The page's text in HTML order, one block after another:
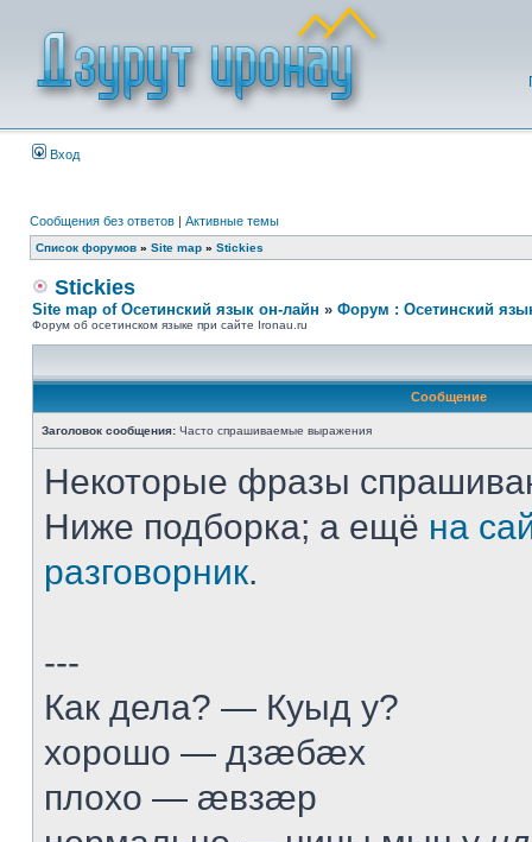
Вход
Сообщения без ответов | Активные темы
Список форумов » Site map » Stickies
Stickies
Site map of Осетинский язык он-лайн » Форум : Осетинский
Форум об осетинском языке при сайте Ironau.ru
Сообщение
Заголовок сообщения: Часто спрашиваемые выражения
Некоторые фразы
Ниже подборка; а ещё на
разговорник.
---
Как дела? — Куыд у?
хорошо — дзæбæх
плохо — æвзæр